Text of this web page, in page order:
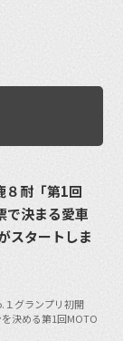
８耐「第1回
で決まる愛車
スタートしま
１グランプリ初開
決める第1回MOTO